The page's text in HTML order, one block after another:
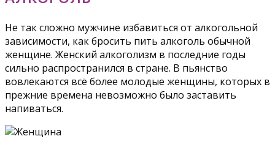
Не так сложно мужчине избавиться от алкогольной
зависимости, как бросить пить алкоголь обычной
женщине. Женский алкоголизм в последние годы
сильно распространился в стране. В пьянство
вовлекаются всё более молодые женщины, которых в
прежние времена невозможно было заставить
напиваться.